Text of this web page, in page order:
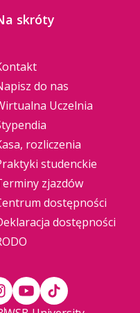
skróty
do nas
Uczelnia
rozliczenia
studenckie
zjazdów
dostępności
dostępności